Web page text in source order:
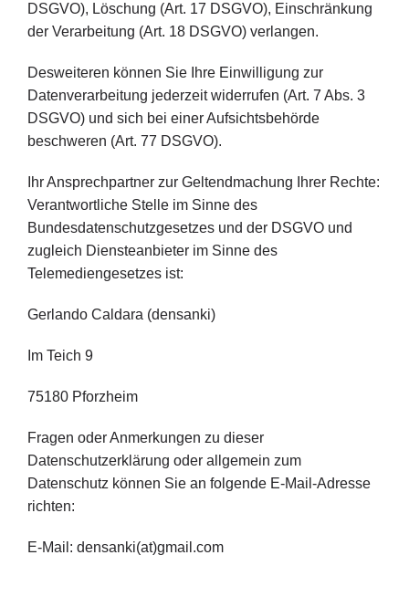
DSGVO), Löschung (Art. 17 DSGVO), Einschränkung
der Verarbeitung (Art. 18 DSGVO) verlangen.
Desweiteren können Sie Ihre Einwilligung zur
Datenverarbeitung jederzeit widerrufen (Art. 7 Abs. 3
DSGVO) und sich bei einer Aufsichtsbehörde
beschweren (Art. 77 DSGVO).
Ihr Ansprechpartner zur Geltendmachung Ihrer Rechte:
Verantwortliche Stelle im Sinne des
Bundesdatenschutzgesetzes und der DSGVO und
zugleich Diensteanbieter im Sinne des
Telemediengesetzes ist:
Gerlando Caldara (densanki)
Im Teich 9
75180 Pforzheim
Fragen oder Anmerkungen zu dieser
Datenschutzerklärung oder allgemein zum
Datenschutz können Sie an folgende E-Mail-Adresse
richten:
E-Mail: densanki(at)gmail.com